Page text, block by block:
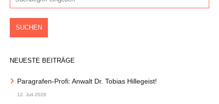
NEUESTE BEITRÄGE
Paragrafen-Profi: Anwalt Dr. Tobias Hillegeist!
12. Juli 2026